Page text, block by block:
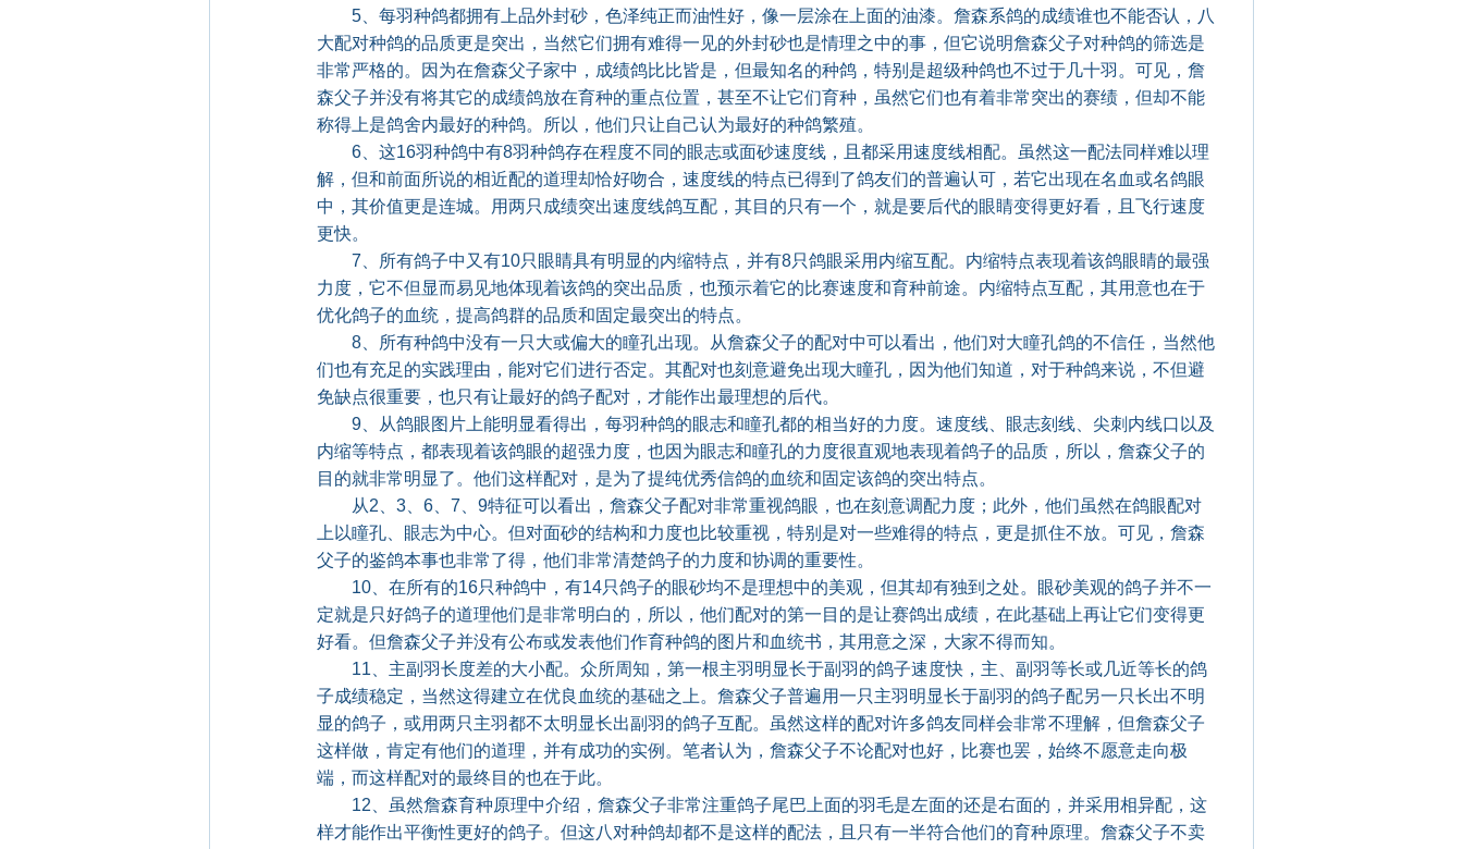
5、每羽种鸽都拥有上品外封砂，色泽纯正而油性好，像一层涂在上面的油漆。詹森系鸽的成绩谁也不能否认，八
大配对种鸽的品质更是突出，当然它们拥有难得一见的外封砂也是情理之中的事，但它说明詹森父子对种鸽的筛选是
非常严格的。因为在詹森父子家中，成绩鸽比比皆是，但最知名的种鸽，特别是超级种鸽也不过于几十羽。可见，詹
森父子并没有将其它的成绩鸽放在育种的重点位置，甚至不让它们育种，虽然它们也有着非常突出的赛绩，但却不能
称得上是鸽舍内最好的种鸽。所以，他们只让自己认为最好的种鸽繁殖。
6、这16羽种鸽中有8羽种鸽存在程度不同的眼志或面砂速度线，且都采用速度线相配。虽然这一配法同样难以理
解，但和前面所说的相近配的道理却恰好吻合，速度线的特点已得到了鸽友们的普遍认可，若它出现在名血或名鸽眼
中，其价值更是连城。用两只成绩突出速度线鸽互配，其目的只有一个，就是要后代的眼睛变得更好看，且飞行速度
更快。
7、所有鸽子中又有10只眼睛具有明显的内缩特点，并有8只鸽眼采用内缩互配。内缩特点表现着该鸽眼睛的最强
力度，它不但显而易见地体现着该鸽的突出品质，也预示着它的比赛速度和育种前途。内缩特点互配，其用意也在于
优化鸽子的血统，提高鸽群的品质和固定最突出的特点。
8、所有种鸽中没有一只大或偏大的瞳孔出现。从詹森父子的配对中可以看出，他们对大瞳孔鸽的不信任，当然他
们也有充足的实践理由，能对它们进行否定。其配对也刻意避免出现大瞳孔，因为他们知道，对于种鸽来说，不但避
免缺点很重要，也只有让最好的鸽子配对，才能作出最理想的后代。
9、从鸽眼图片上能明显看得出，每羽种鸽的眼志和瞳孔都的相当好的力度。速度线、眼志刻线、尖刺内线口以及
内缩等特点，都表现着该鸽眼的超强力度，也因为眼志和瞳孔的力度很直观地表现着鸽子的品质，所以，詹森父子的
目的就非常明显了。他们这样配对，是为了提纯优秀信鸽的血统和固定该鸽的突出特点。
从2、3、6、7、9特征可以看出，詹森父子配对非常重视鸽眼，也在刻意调配力度；此外，他们虽然在鸽眼配对
上以瞳孔、眼志为中心。但对面砂的结构和力度也比较重视，特别是对一些难得的特点，更是抓住不放。可见，詹森
父子的鉴鸽本事也非常了得，他们非常清楚鸽子的力度和协调的重要性。
10、在所有的16只种鸽中，有14只鸽子的眼砂均不是理想中的美观，但其却有独到之处。眼砂美观的鸽子并不一
定就是只好鸽子的道理他们是非常明白的，所以，他们配对的第一目的是让赛鸽出成绩，在此基础上再让它们变得更
好看。但詹森父子并没有公布或发表他们作育种鸽的图片和血统书，其用意之深，大家不得而知。
11、主副羽长度差的大小配。众所周知，第一根主羽明显长于副羽的鸽子速度快，主、副羽等长或几近等长的鸽
子成绩稳定，当然这得建立在优良血统的基础之上。詹森父子普遍用一只主羽明显长于副羽的鸽子配另一只长出不明
显的鸽子，或用两只主羽都不太明显长出副羽的鸽子互配。虽然这样的配对许多鸽友同样会非常不理解，但詹森父子
这样做，肯定有他们的道理，并有成功的实例。笔者认为，詹森父子不论配对也好，比赛也罢，始终不愿意走向极
端，而这样配对的最终目的也在于此。
12、虽然詹森育种原理中介绍，詹森父子非常注重鸽子尾巴上面的羽毛是左面的还是右面的，并采用相异配，这
样才能作出平衡性更好的鸽子。但这八对种鸽却都不是这样的配法，且只有一半符合他们的育种原理。詹森父子不卖